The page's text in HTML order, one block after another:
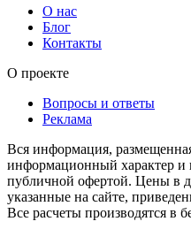
О нас
Блог
Контакты
О проекте
Вопросы и ответы
Реклама
Вся информация,
информационный характер и
публичной офертой. Цены в
указанные на сайте,
Все расчеты производятся в